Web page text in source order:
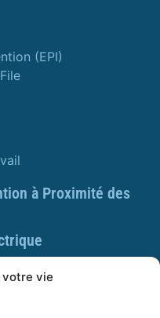
votre vie
(EPI)
à Proximité des
- Prévention des TMS